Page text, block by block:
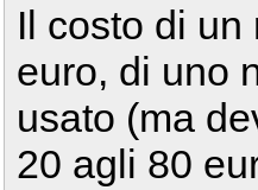
Il costo di
euro, di uno
usato (ma
20 agli 80